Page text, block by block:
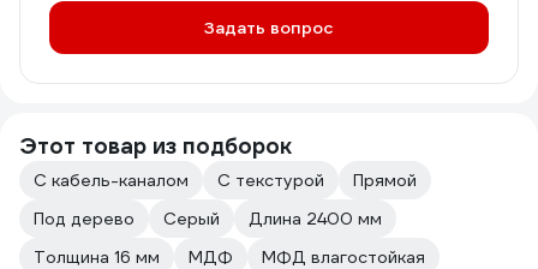
Задать вопрос
Этот товар из подборок
С кабель-каналом С текстурой
Прямой
Под дерево
Серый
Длина 2400 мм
Толщина 16 мм
МДФ
МФД влагостойкая